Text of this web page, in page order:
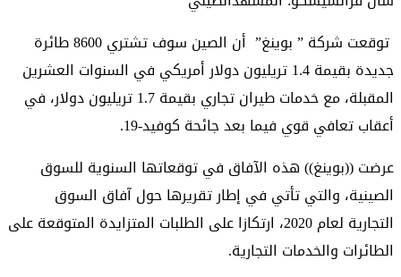
توقعت شركة ” بوينغ” أن الصين سوف تشتري 8600 طائرة
جديدة بقيمة 1.4 تريليون دولار أمريكي في السنوات العشرين
المقبلة، مع خدمات طيران تجاري بقيمة 1.7 تريليون دولار، في
أعقاب تعافي قوي فيما بعد جائحة كوفيد-19.
عرضت ((بوينغ)) هذه الآفاق في توقعاتها السنوية للسوق
الصينية، والتي تأتي في إطار تقريرها حول آفاق السوق
التجارية لعام 2020، ارتكازا على الطلبات المتزايدة المتوقعة على
الطائرات والخدمات التجارية.